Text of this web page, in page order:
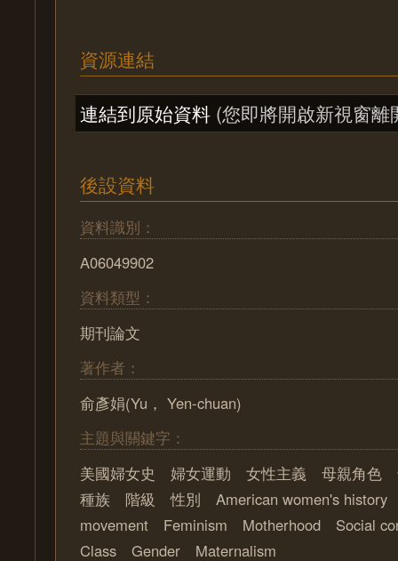
資源連結
連結到原始資料 (您即將開啟新視窗離
後設資料
資料識別：
A06049902
資料類型：
期刊論文
著作者：
俞彥娟(Yu， Yen-chuan)
主題與關鍵字：
美國婦女史 婦女運動 女性主義 母親角
種族 階級 性別 American women's history
movement Feminism Motherhood Social
Class Gender Maternalism